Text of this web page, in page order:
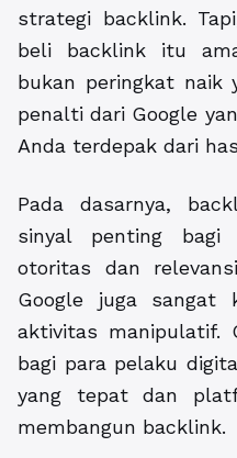
strategi backlink.
beli backlink itu
bukan peringkat naik
penalti dari Google
Anda terdepak dari
Pada dasarnya,
sinyal penting bagi
otoritas dan
Google juga sangat
aktivitas manipulatif.
bagi para pelaku
yang tepat dan
membangun backlink.